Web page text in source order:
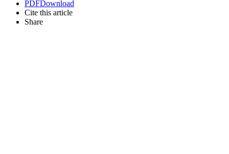
PDFDownload
Cite this article
Share